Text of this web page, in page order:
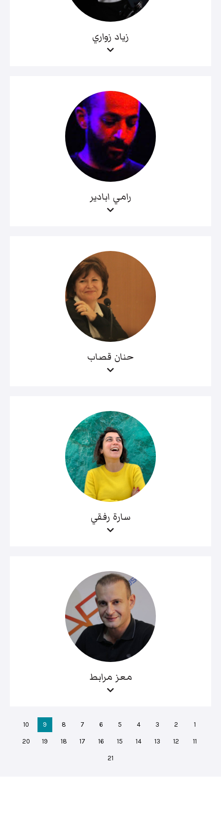
زياد زواري
رامي ابادير
حنان قصاب
سارة رفقي
معز مرابط
1
2
3
4
5
6
7
8
9
10
11
12
13
14
15
16
17
18
19
20
21